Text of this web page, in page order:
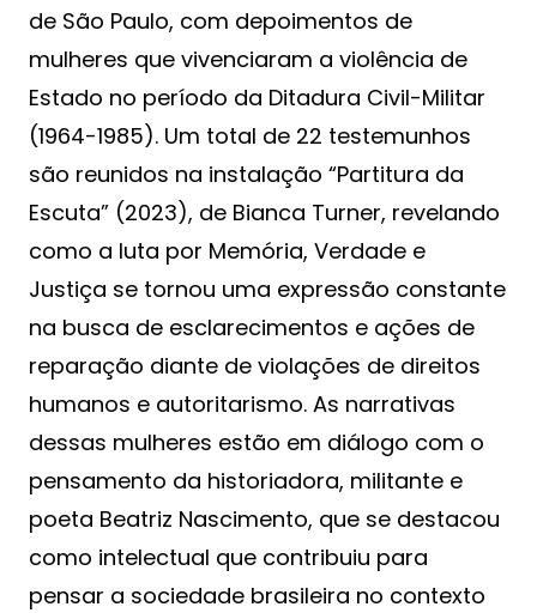
de São Paulo, com depoimentos de
mulheres que vivenciaram a violência de
Estado no período da Ditadura Civil-Militar
(1964-1985). Um total de 22 testemunhos
são reunidos na instalação “Partitura da
Escuta” (2023), de Bianca Turner, revelando
como a luta por Memória, Verdade e
Justiça se tornou uma expressão constante
na busca de esclarecimentos e ações de
reparação diante de violações de direitos
humanos e autoritarismo. As narrativas
dessas mulheres estão em diálogo com o
pensamento da historiadora, militante e
poeta Beatriz Nascimento, que se destacou
como intelectual que contribuiu para
pensar a sociedade brasileira no contexto